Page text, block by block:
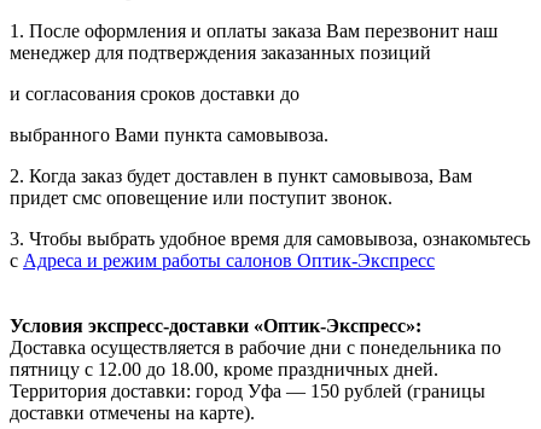
1. После оформления и оплаты заказа Вам перезвонит наш
менеджер для подтверждения заказанных позиций
и согласования сроков доставки до
выбранного Вами пункта самовывоза.
2. Когда заказ будет доставлен в пункт самовывоза, Вам
придет смс оповещение или поступит звонок.
3. Чтобы выбрать удобное время для самовывоза, ознакомьтесь
с Адреса и режим работы салонов Оптик-Экспресс
Условия экспресс-доставки «Оптик-Экспресс»:
Доставка осуществляется в рабочие дни с понедельника по
пятницу с 12.00 до 18.00, кроме праздничных дней.
Территория доставки: город Уфа — 150 рублей (границы
доставки отмечены на карте).